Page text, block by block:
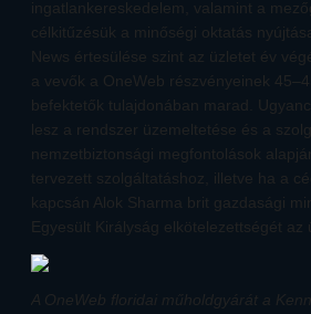
ingatlankereskedelem, valamint a
célkitűzésük a minőségi oktatás
News értesülése szint az üzletet év
a vevők a OneWeb részvényeinek
befektetők tulajdonában marad.
lesz a rendszer üzemeltetése és a
nemzetbiztonsági megfontolások
tervezett szolgáltatáshoz, illetve ha a
kapcsán Alok Sharma brit gazdasági
Egyesült Királyság elkötelezettségét
A OneWeb floridai műholdgyárát a